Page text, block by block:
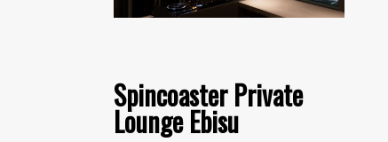
Spincoaster Private
Lounge Ebisu